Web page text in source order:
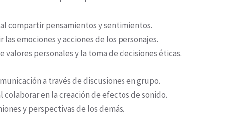
compartir pensamientos y sentimientos.
emociones y acciones de los personajes.
personales y la toma de decisiones éticas.
a través de discusiones en grupo.
en la creación de efectos de sonido.
y perspectivas de los demás.